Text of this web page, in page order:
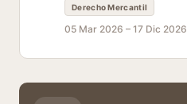
Derecho Mercantil
05 Mar 2026 – 17 Dic 2026